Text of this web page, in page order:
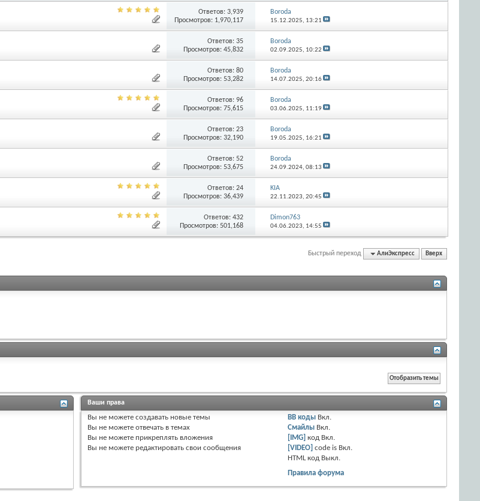
Ответов:3,939
Просмотров: 1,970,117
Boroda
15.12.2025, 13:21
Ответов:35
Просмотров: 45,832
Boroda
02.09.2025, 10:22
Ответов:80
Просмотров: 53,282
Boroda
14.07.2025, 20:16
Ответов:96
Просмотров: 75,615
Boroda
03.06.2025, 11:19
Ответов:23
Просмотров: 32,190
Boroda
19.05.2025, 16:21
Ответов:52
Просмотров: 53,675
Boroda
24.09.2024, 08:13
Ответов:24
Просмотров: 36,439
KIA
22.11.2023, 20:45
Ответов:432
Просмотров: 501,168
Dimon763
04.06.2023, 14:55
Быстрый переход АлиЭкспресс Вверх
Ваши права
Вы не можете создавать новые темы
Вы не можете отвечать в темах
Вы не можете прикреплять вложения
Вы не можете редактировать свои сообщения
BB коды Вкл.
Смайлы Вкл.
[IMG] код Вкл.
[VIDEO] code is Вкл.
HTML код Выкл.
Правила форума